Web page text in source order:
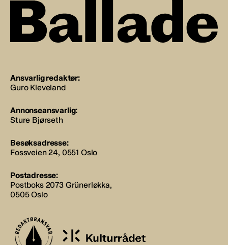
Ansvarlig redaktør:
Guro Kleveland
Annonseansvarlig:
Sture Bjørseth
Besøksadresse:
Fossveien 24, 0551 Oslo
Postadresse:
Postboks 2073 Grünerløkka,
0505 Oslo